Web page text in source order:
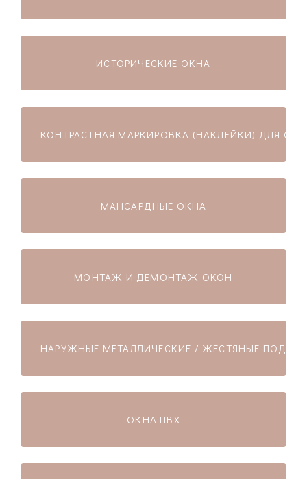
ИСТОРИЧЕСКИЕ ОКНА
КОНТРАСТНАЯ МАРКИРОВКА (НАКЛЕЙКИ) ДЛЯ
МАНСАРДНЫЕ ОКНА
МОНТАЖ И ДЕМОНТАЖ ОКОН
НАРУЖНЫЕ МЕТАЛЛИЧЕСКИЕ / ЖЕСТЯНЫЕ
ОКНА ПВХ